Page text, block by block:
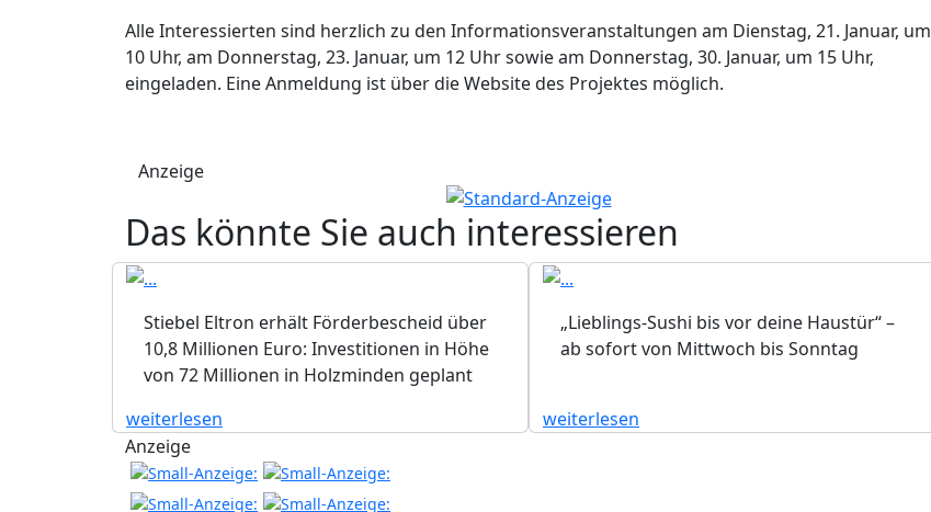
Alle Interessierten sind herzlich zu den Informationsveranstaltungen am Dienstag, 21. Januar, um
10 Uhr, am Donnerstag, 23. Januar, um 12 Uhr sowie am Donnerstag, 30. Januar, um 15 Uhr,
eingeladen. Eine Anmeldung ist über die Website des Projektes möglich.
Anzeige
Das könnte Sie auch interessieren
Stiebel Eltron erhält Förderbescheid über
10,8 Millionen Euro: Investitionen in Höhe
von 72 Millionen in Holzminden geplant
weiterlesen
„Lieblings-Sushi bis vor deine Haustür“ –
ab sofort von Mittwoch bis Sonntag
weiterlesen
Anzeige